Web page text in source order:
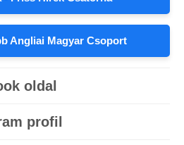
Angliai Magyar Csoport
oldal
profil